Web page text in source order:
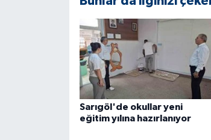
Sarıgöl'de okullar yeni
eğitim yılına hazırlanıyor